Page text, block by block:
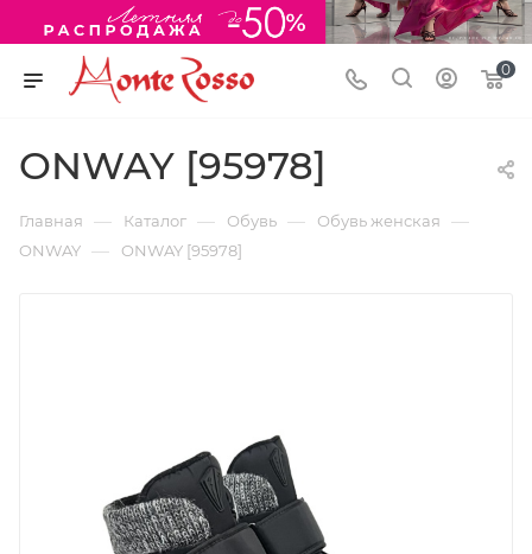
0
ONWAY [95978]
Главная — Каталог — Обувь — Обувь женская —
ONWAY — ONWAY [95978]